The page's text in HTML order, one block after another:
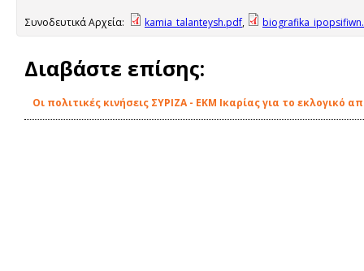
Συνοδευτικά Αρχεία: kamia_talanteysh.pdf,
Διαβάστε επίσης:
Οι πολιτικές κινήσεις ΣΥΡΙΖΑ - ΕΚΜ Ικαρίας για το εκλογικό